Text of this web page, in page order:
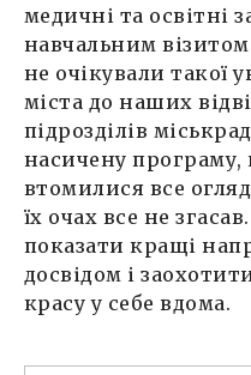
медичні та освітні
навчальним
не очікували такої
міста до наших
підрозділів
насичену
втомилися все
їх очах все не
показати кращі
досвідом і
красу у себе вдома.